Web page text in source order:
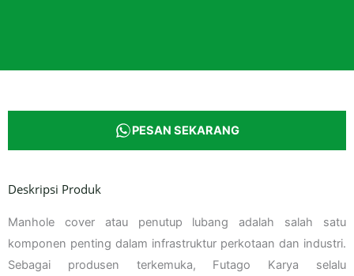
PESAN SEKARANG
Deskripsi Produk
Manhole cover atau penutup lubang adalah salah satu
komponen penting dalam infrastruktur perkotaan dan industri.
Sebagai produsen terkemuka, Futago Karya selalu